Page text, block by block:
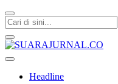
Headline